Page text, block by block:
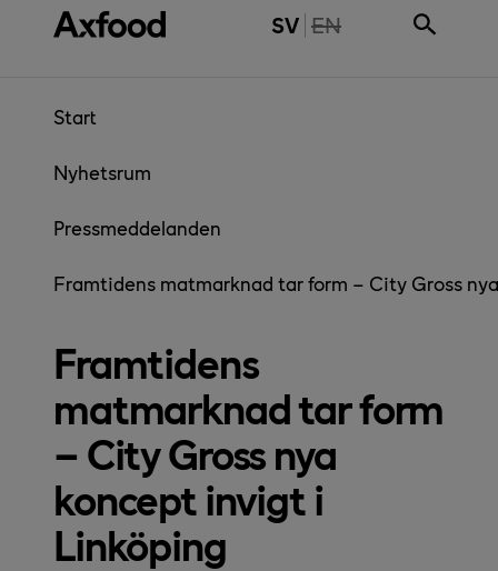
Gå direkt till innehåll SV THE PAGE IS NOT
EN
Start
Nyhetsrum
Pressmeddelanden
Framtidens matmarknad tar form – City Gross
Framtidens
matmarknad tar form
– City Gross nya
koncept invigt i
Linköping